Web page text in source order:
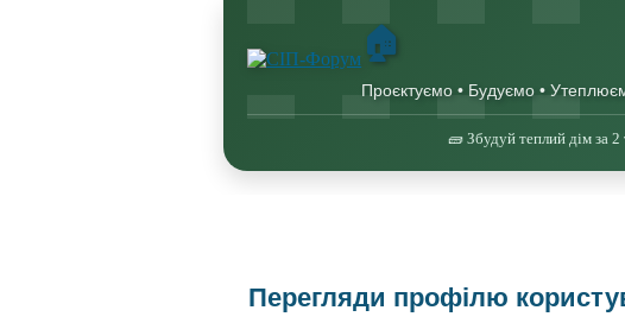
🏠
Проєктуємо • Будуємо •
🧱 Збудуй теплий дім за 2
Перегляди профілю